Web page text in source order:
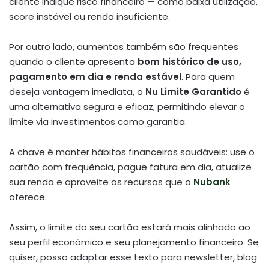
score instável ou renda insuficiente.
Por outro lado, aumentos também são frequentes
quando o cliente apresenta bom histórico de uso,
pagamento em dia e renda estável. Para quem
deseja vantagem imediata, o Nu Limite Garantido é
uma alternativa segura e eficaz, permitindo elevar o
limite via investimentos como garantia.
A chave é manter hábitos financeiros saudáveis: use o
cartão com frequência, pague fatura em dia, atualize
sua renda e aproveite os recursos que o Nubank
oferece.
Assim, o limite do seu cartão estará mais alinhado ao
seu perfil econômico e seu planejamento financeiro. Se
quiser, posso adaptar esse texto para newsletter, blog